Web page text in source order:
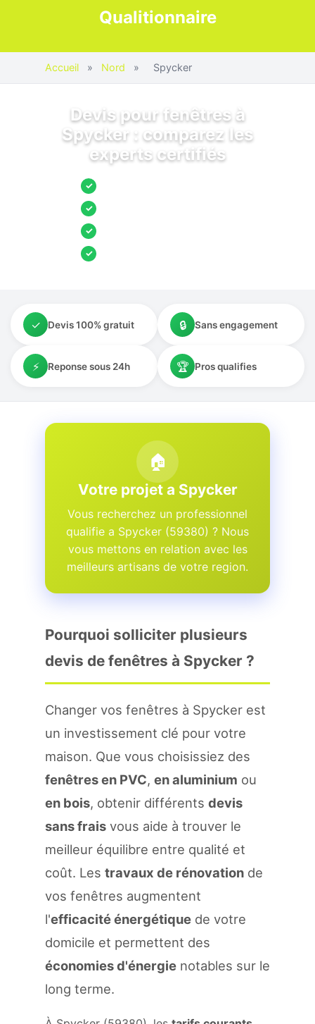
Qualitionnaire
Accueil » Nord » Spycker
Devis pour fenêtres à
Spycker : comparez les
experts certifiés
✓
✓
✓
✓
✓ Devis 100% gratuit 🔒 Sans engagement
⚡ Reponse sous 24h 🏆 Pros qualifies
🏠
Votre projet a Spycker
Vous recherchez un professionnel
qualifie a Spycker (59380) ? Nous
vous mettons en relation avec les
meilleurs artisans de votre region.
Pourquoi solliciter plusieurs
devis de fenêtres à Spycker ?
Changer vos fenêtres à Spycker est
un investissement clé pour votre
maison. Que vous choisissiez des
fenêtres en PVC, en aluminium ou
en bois, obtenir différents devis
sans frais vous aide à trouver le
meilleur équilibre entre qualité et
coût. Les travaux de rénovation de
vos fenêtres augmentent
l'efficacité énergétique de votre
domicile et permettent des
économies d'énergie notables sur le
long terme.